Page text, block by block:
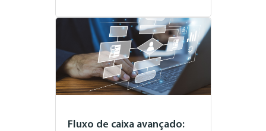
Fluxo de caixa avançado: